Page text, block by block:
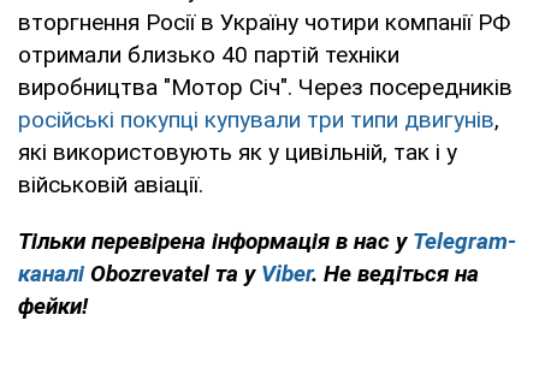
вторгнення Росії в Україну чотири компанії РФ
отримали близько 40 партій техніки
виробництва "Мотор Січ". Через посередників
російські покупці купували три типи двигунів,
які використовують як у цивільній, так і у
військовій авіації.
Тільки перевірена інформація в нас у Telegram-
каналі Obozrevatel та у Viber. Не ведіться на
фейки!